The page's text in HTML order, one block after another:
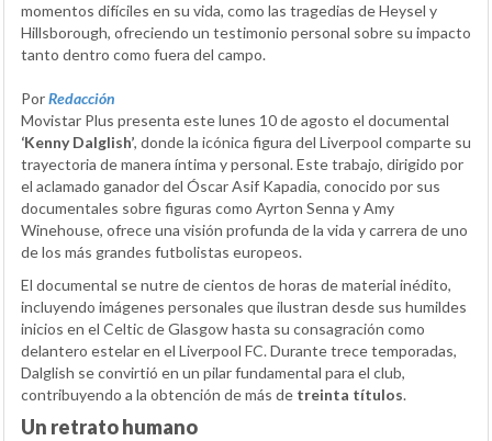
momentos difíciles en su vida, como las tragedias de Heysel y
Hillsborough, ofreciendo un testimonio personal sobre su impacto
tanto dentro como fuera del campo.
PorRedacción
Movistar Plus presenta este lunes 10 de agosto el documental
‘Kenny Dalglish’, donde la icónica figura del Liverpool comparte su
trayectoria de manera íntima y personal. Este trabajo, dirigido por
el aclamado ganador del Óscar Asif Kapadia, conocido por sus
documentales sobre figuras como Ayrton Senna y Amy
Winehouse, ofrece una visión profunda de la vida y carrera de uno
de los más grandes futbolistas europeos.
El documental se nutre de cientos de horas de material inédito,
incluyendo imágenes personales que ilustran desde sus humildes
inicios en el Celtic de Glasgow hasta su consagración como
delantero estelar en el Liverpool FC. Durante trece temporadas,
Dalglish se convirtió en un pilar fundamental para el club,
contribuyendo a la obtención de más de treinta títulos.
Un retrato humano